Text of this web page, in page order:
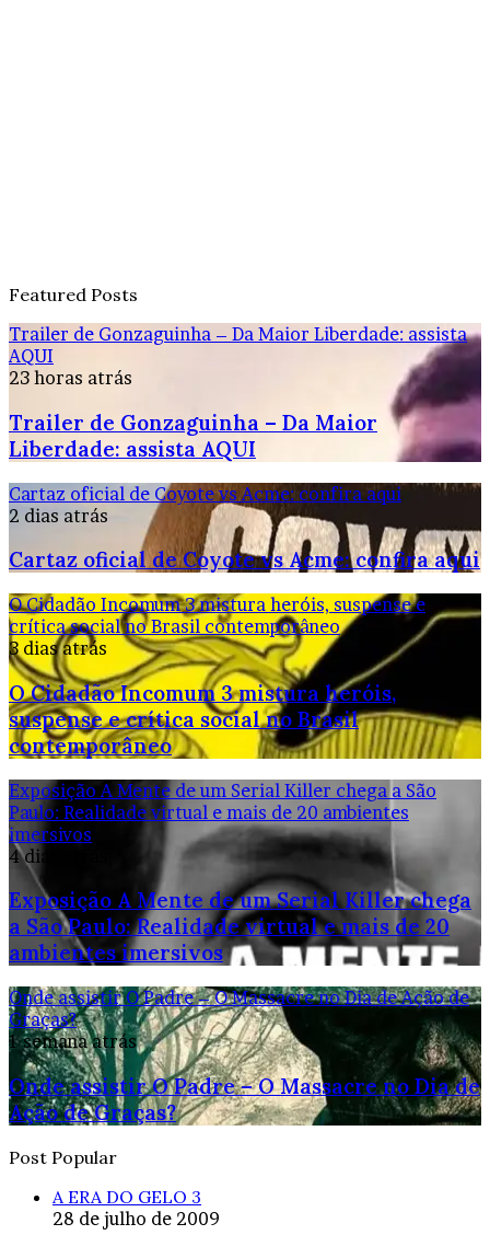
Featured Posts
Trailer de Gonzaguinha – Da Maior Liberdade: assista
AQUI
23 horas atrás
Trailer de Gonzaguinha – Da Maior
Liberdade: assista AQUI
Cartaz oficial de Coyote vs Acme: confira aqui
2 dias atrás
Cartaz oficial de Coyote vs Acme: confira aqui
O Cidadão Incomum 3 mistura heróis, suspense e
crítica social no Brasil contemporâneo
3 dias atrás
O Cidadão Incomum 3 mistura heróis,
suspense e crítica social no Brasil
contemporâneo
Exposição A Mente de um Serial Killer chega a São
Paulo: Realidade virtual e mais de 20 ambientes
imersivos
4 dias atrás
Exposição A Mente de um Serial Killer chega
a São Paulo: Realidade virtual e mais de 20
ambientes imersivos
Onde assistir O Padre – O Massacre no Dia de Ação de
Graças?
1 semana atrás
Onde assistir O Padre – O Massacre no Dia de
Ação de Graças?
Post Popular
A ERA DO GELO 3
28 de julho de 2009